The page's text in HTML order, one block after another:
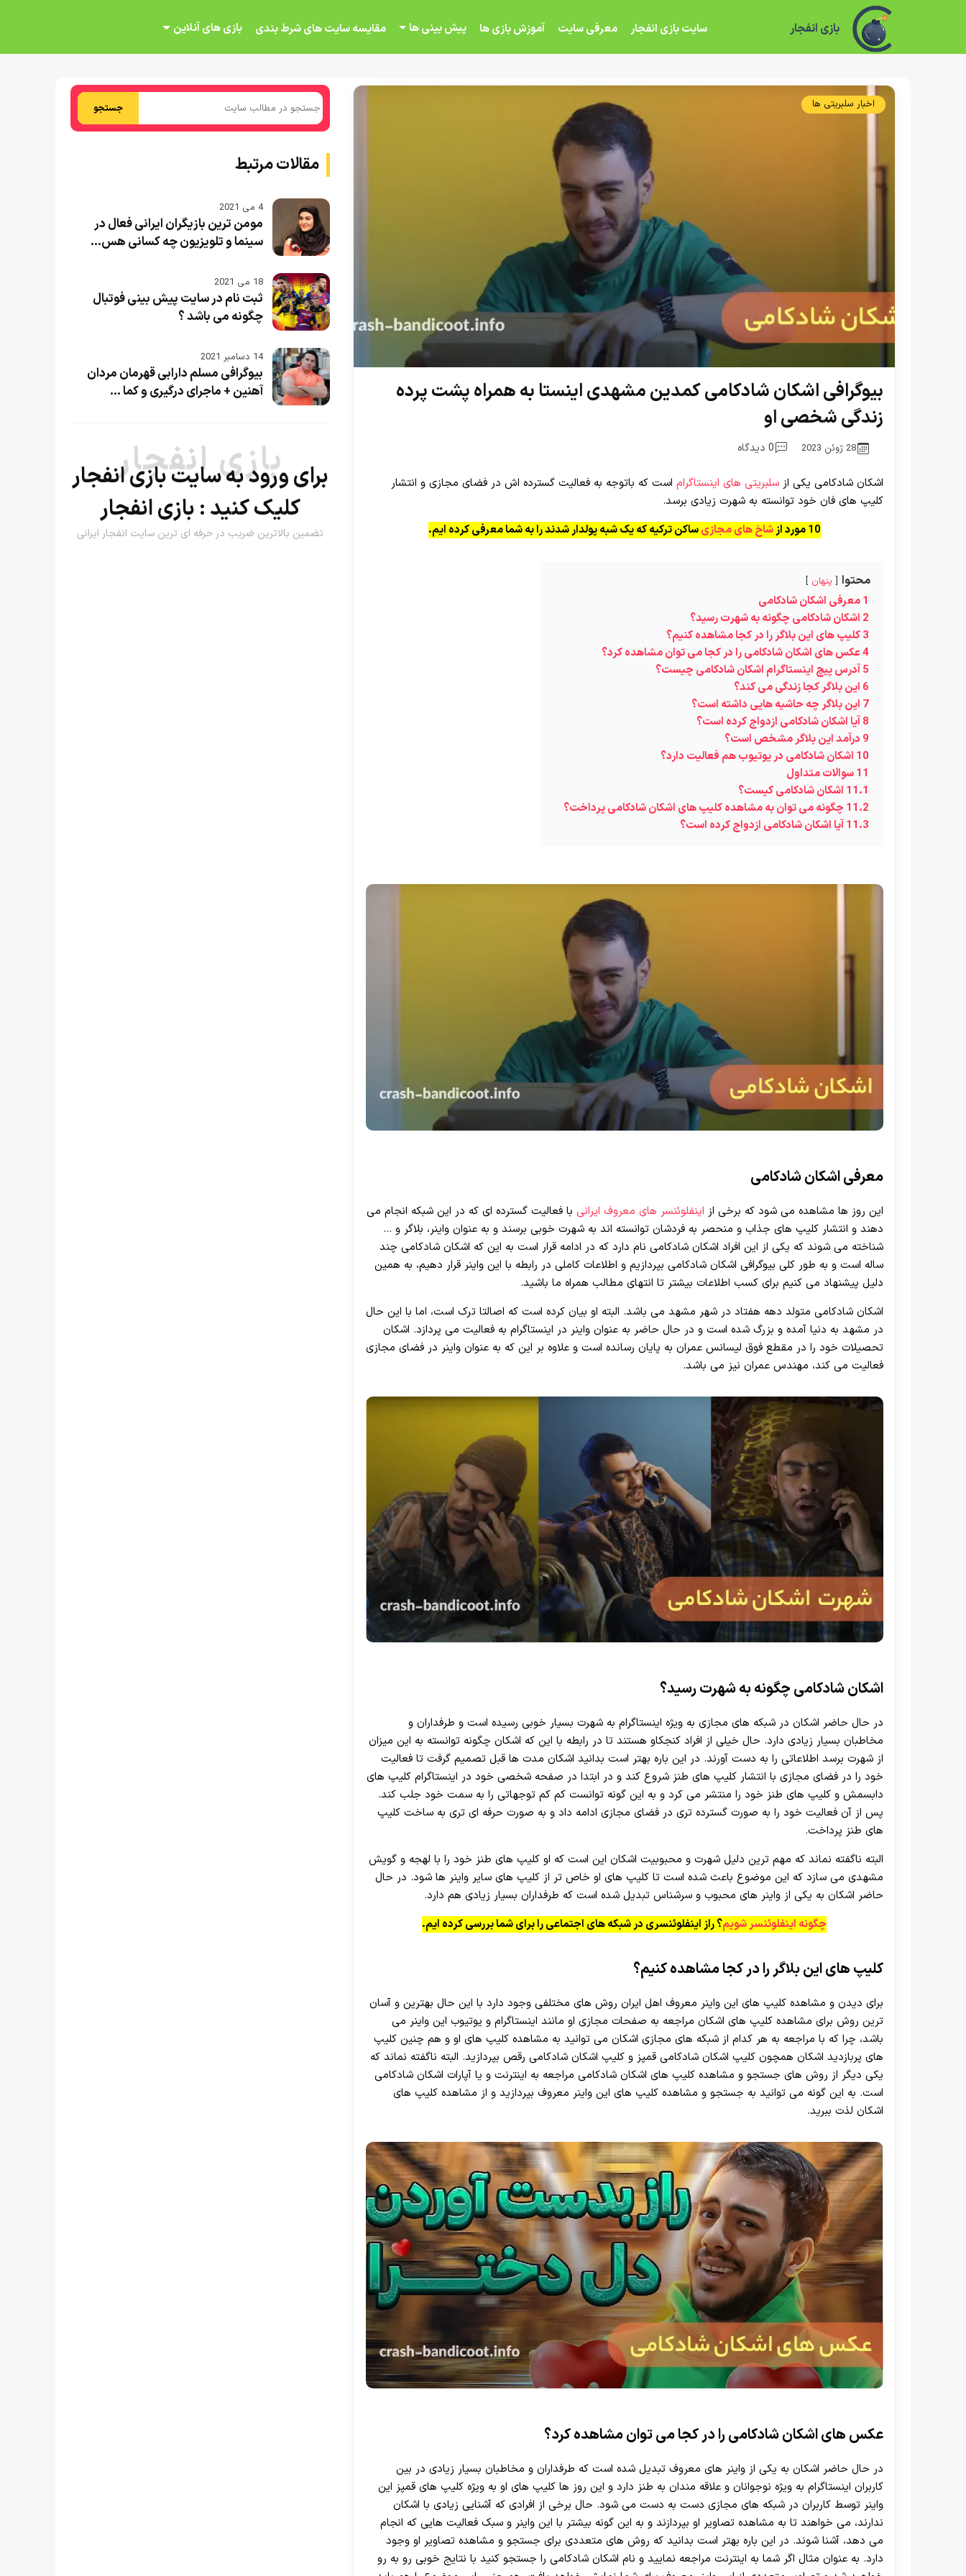
30 تا 50 درصد شارژ هدیه بیشتر فقط با ثبت نام در هات بت
بازی انفجار سایت بازی انفجار معرفی سایت آموزش بازی ها پیش بینی ها مقایسه سایت های شرط بندی بازی های آنلاین
اخبار سلبریتی ها
بیوگرافی اشکان شادکامی کمدین مشهدی اینستا به همراه پشت پرده
زندگی شخصی او
28 ژوئن 2023 0 دیدگاه
اشکان شادکامی یکی ازسلبریتی های اینستاگرام است که باتوجه به فعالیت گسترده اش در فضای مجازی و انتشار
کلیپ های فان خود توانسته به شهرت زیادی برسد.
10 مورد از
شاخ های مجازیساکن ترکیه که یک شبه پولدار شدند را به شما معرفی کرده ایم.
محتوا پنهان
1معرفی اشکان شادکامی
2 اشکان شادکامی چگونه به شهرت رسید؟
3کلیپ های این بلاگر را در کجا مشاهده کنیم؟
4عکس های اشکان شادکامی را در کجا می توان مشاهده کرد؟
5آدرس پیچ اینستاگرام اشکان شادکامی چیست؟
6 این بلاگر کجا زندگی می کند؟
7 این بلاگر چه حاشیه هایی داشته است؟
8آیا اشکان شادکامی ازدواج کرده است؟
9 درآمد این بلاگر مشخص است؟
10 اشکان شادکامی در یوتیوب هم فعالیت دارد؟
11سوالات متداول
11.1 اشکان شادکامی کیست؟
11.2 چگونه می توان به مشاهده کلیپ های اشکان شادکامی پرداخت؟
11.3آیا اشکان شادکامی ازدواج کرده است؟
معرفی اشکان شادکامی
این روز ها مشاهده می‌ شود که برخی از اینفلوئنسر های معروف ایرانی با فعالیت گسترده ای که در این شبکه انجام می‌
دهند و انتشار کلیپ های جذاب و منحصر به فردشان توانسته اند به شهرت خوبی برسند و به عنوان واینر، بلاگر و …
شناخته می‌ شوند که یکی از این افراد اشکان شادکامی نام دارد که در ادامه قرار است به این که اشکان شادکامی چند
ساله است و به طور کلی بیوگرافی اشکان شادکامی بپردازیم و اطلاعات کاملی در رابطه با این واینر قرار دهیم، به همین
دلیل پیشنهاد می کنیم برای کسب اطلاعات بیشتر تا انتهای مطالب همراه ما باشید.
اشکان شادکامی متولد دهه هفتاد در شهر مشهد می باشد. البته او بیان کرده است که اصالتا ترک است، اما با این حال
در مشهد به دنیا آمده و بزرگ شده است و در حال حاضر به عنوان واینر در اینستاگرام به فعالیت می پردازد. اشکان
تحصیلات خود را در مقطع فوق لیسانس عمران به پایان رسانده است و علاوه بر این که به عنوان واینر در فضای مجازی
فعالیت می کند، مهندس عمران نیز می باشد.
اشکان شادکامی چگونه به شهرت رسید؟
در حال حاضر اشکان در شبکه های مجازی به ویژه اینستاگرام به شهرت بسیار خوبی رسیده است و طرفداران و
مخاطبان بسیار زیادی دارد. حال خیلی از افراد کنجکاو هستند تا در رابطه با این که اشکان چگونه توانسته به این میزان
از شهرت برسد اطلاعاتی را به دست آورند. در این باره بهتر است بدانید اشکان مدت ها قبل تصمیم گرفت تا فعالیت
خود را در فضای مجازی با انتشار کلیپ های طنز شروع کند و در ابتدا در صفحه شخصی خود در اینستاگرام کلیپ های
دابسمش و کلیپ های طنز خود را منتشر می‌ کرد و به این گونه توانست کم کم توجهاتی را به سمت خود جلب کند.
پس از آن فعالیت خود را به صورت گسترده تری در فضای مجازی ادامه داد و به صورت حرفه‌ ای تری به ساخت کلیپ
های طنز پرداخت.
البته ناگفته نماند که مهم ترین دلیل شهرت و محبوبیت اشکان این است که او کلیپ های طنز خود را با لهجه و گویش
مشهدی می‌ سازد که این موضوع باعث شده است تا کلیپ های او خاص تر از کلیپ های سایر واینر ها شود. در حال
حاضر اشکان به یکی از واینر های محبوب و سرشناس تبدیل شده است که طرفداران بسیار زیادی هم دارد.
چگونه اینفلوئنسر شویم؟ راز اینفلوئنسری در شبکه های اجتماعی را برای شما بررسی کرده ایم.
کلیپ های این بلاگر را در کجا مشاهده کنیم؟
برای دیدن و مشاهده کلیپ های این واینر معروف اهل ایران روش های مختلفی وجود دارد با این حال بهترین و آسان
ترین روش برای مشاهده کلیپ های اشکان مراجعه به صفحات مجازی او مانند اینستاگرام و یوتیوب این واینر می‌
باشد، چرا که با مراجعه به هر کدام از شبکه های مجازی اشکان می توانید به مشاهده کلیپ های او و هم چنین کلیپ
های پربازدید اشکان همچون کلیپ اشکان شادکامی قمپز و کلیپ اشکان شادکامی رقص بپردازید. البته ناگفته نماند که
یکی دیگر از روش های جستجو و مشاهده کلیپ های اشکان شادکامی مراجعه به اینترنت و یا آپارات اشکان شادکامی
است. به این گونه می توانید به جستجو و مشاهده کلیپ های این واینر معروف بپردازید و از مشاهده کلیپ های
اشکان لذت ببرید.
عکس های اشکان شادکامی را در کجا می توان مشاهده کرد؟
در حال حاضر اشکان به یکی از واینر های معروف تبدیل شده است که طرفداران و مخاطبان بسیار زیادی در بین
کاربران اینستاگرام به ویژه نوجوانان و علاقه مندان به طنز دارد و این روز ها کلیپ های او به ویژه کلیپ های قمپز این
واینر توسط کاربران در شبکه‌ های مجازی دست به دست می‌ شود. حال برخی از افرادی که آشنایی زیادی با اشکان
ندارند، می خواهند تا به مشاهده تصاویر او بپردازند و به این گونه بیشتر با این واینر و سبک فعالیت هایی که انجام
می دهد، آشنا شوند. در این باره بهتر است بدانید که روش‌ های متعددی برای جستجو و مشاهده تصاویر او وجود
دارد. به عنوان مثال اگر شما به اینترنت مراجعه نمایید و نام اشکان شادکامی را جستجو کنید با نتایج خوبی رو به رو
جستجو
مقالات مرتبط
4 می 2021
مومن ترین بازیگران ایرانی فعال در
سینما و تلویزیون چه کسانی هس...
18 می 2021
ثبت نام در سایت پیش بینی فوتبال
چگونه می باشد ؟
14 دسامبر 2021
بیوگرافی مسلم دارابی قهرمان مردان
آهنین + ماجرای درگیری و کما ...
بازی انفجار
برای ورود به سایت بازی انفجار
کلیک کنید : بازی انفجار
تضمین بالاترین ضریب در حرفه ای ترین سایت انفجار ایرانی